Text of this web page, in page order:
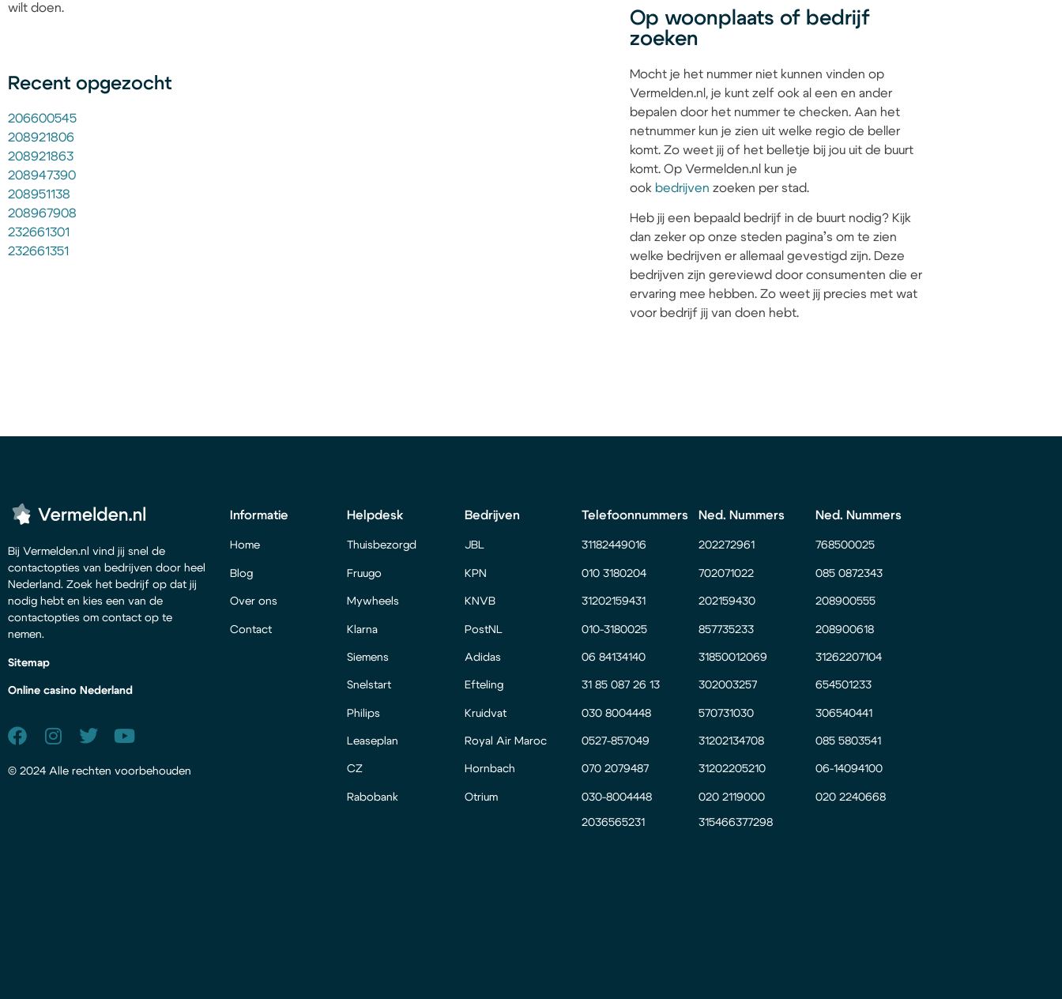
wilt doen.
Recent opgezocht
206600545
208921806
208921863
208947390
208951138
208967908
232661301
232661351
Op woonplaats of bedrijf
zoeken
Mocht je het nummer niet kunnen vinden op
Vermelden.nl, je kunt zelf ook al een en ander
bepalen door het nummer te checken. Aan het
netnummer kun je zien uit welke regio de beller
komt. Zo weet jij of het belletje bij jou uit de buurt
komt. Op Vermelden.nl kun je
ook bedrijven zoeken per stad.
Heb jij een bepaald bedrijf in de buurt nodig? Kijk
dan zeker op onze steden pagina’s om te zien
welke bedrijven er allemaal gevestigd zijn. Deze
bedrijven zijn gereviewd door consumenten die er
ervaring mee hebben. Zo weet jij precies met wat
voor bedrijf jij van doen hebt.
Bij Vermelden.nl vind jij snel de
contactopties van bedrijven door heel
Nederland. Zoek het bedrijf op dat jij
nodig hebt en kies een van de
contactopties om contact op te
nemen.
Sitemap
Online casino Nederland
© 2024 Alle rechten voorbehouden
Informatie
Home
Blog
Over ons
Contact
Helpdesk
Thuisbezorgd
Fruugo
Mywheels
Klarna
Siemens
Snelstart
Philips
Leaseplan
CZ
Rabobank
Bedrijven
JBL
KPN
KNVB
PostNL
Adidas
Efteling
Kruidvat
Royal Air Maroc
Hornbach
Otrium
Telefoonnummers
31182449016
010 3180204
31202159431
010-3180025
06 84134140
31 85 087 26 13
030 8004448
0527-857049
070 2079487
030-8004448
2036565231
Ned. Nummers
202272961
702071022
202159430
857735233
31850012069
302003257
570731030
31202134708
31202205210
020 2119000
315466377298
Ned. Nummers
768500025
085 0872343
208900555
208900618
31262207104
654501233
306540441
085 5803541
06-14094100
020 2240668